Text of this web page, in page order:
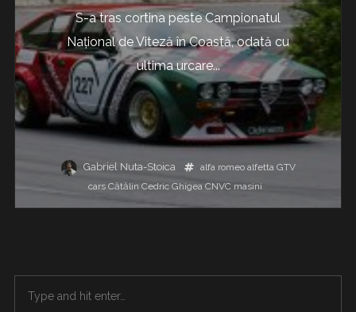
S-a tras cortina peste Campionatul
Național de Viteză în Coastă, odată cu
ultima urcare...
Gabriel Nuta-Stoica alfa romeo alfetta GTV
cars Cătălin Cedric Ghigea CNVC masini